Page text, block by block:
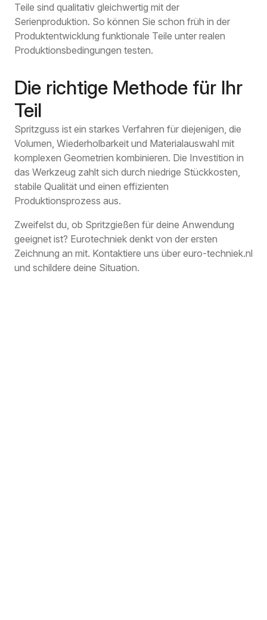
Teile sind qualitativ gleichwertig mit der
Serienproduktion. So können Sie schon früh in der
Produktentwicklung funktionale Teile unter realen
Produktionsbedingungen testen.
Die richtige Methode für Ihr
Teil
Spritzguss ist ein starkes Verfahren für diejenigen, die
Volumen, Wiederholbarkeit und Materialauswahl mit
komplexen Geometrien kombinieren. Die Investition in
das Werkzeug zahlt sich durch niedrige Stückkosten,
stabile Qualität und einen effizienten
Produktionsprozess aus.
Zweifelst du, ob Spritzgießen für deine Anwendung
geeignet ist? Eurotechniek denkt von der ersten
Zeichnung an mit. Kontaktiere uns über euro-techniek.nl
und schildere deine Situation.